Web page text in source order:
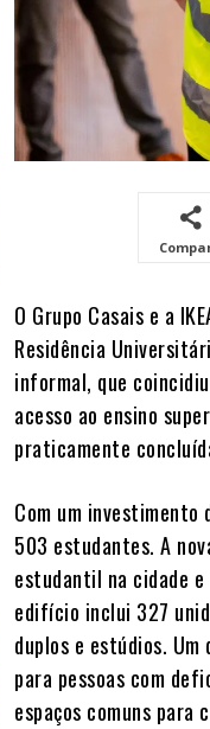
O Grupo Casais e a
Residência
informal, que
acesso ao ensino
praticamente
Com um investimento
503 estudantes. A
estudantil na cidade
edifício inclui 327
duplos e estúdios. Um
para pessoas com
espaços comuns para